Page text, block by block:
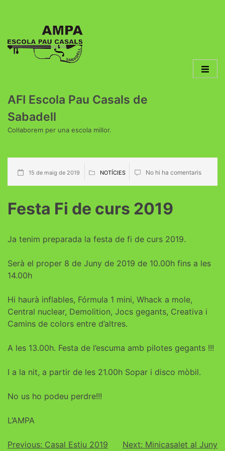
AFI Escola Pau Casals de
Sabadell
Col·laborem per una escola millor.
15 de maig de 2019 NOTÍCIES No hi ha comentaris
Festa Fi de curs 2019
Ja tenim preparada la festa de fi de curs 2019.
Serà el proper 8 de Juny de 2019 de 10.00h fins a les
14.00h
Hi haurà inflables, Fórmula 1 mini, Whack a mole,
Central nuclear, Demolition, Jocs gegants, Creativa i
Camins de colors entre d’altres.
A les 13.00h. Festa de l’escuma amb pilotes gegants !!!
I a la nit, a partir de les 21.00h Sopar i disco mòbil.
No us ho podeu perdre!!!
L’AMPA
Previous: Casal Estiu 2019 Next: Minicasalet al Juny